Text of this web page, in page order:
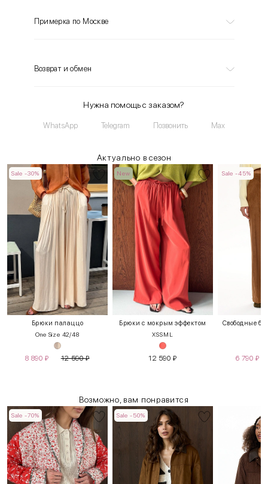
Примерка по Москве
Возврат и обмен
Нужна помощь с заказом?
WhatsApp Telegram Позвонить Max
Актуально в сезон
Sale -30%
Брюки палаццо
One Size 42/48
8 890 ₽ 12 590₽
New
Брюки с мокрым эффектом
XSSM L
12 590 ₽
Sale -45%
Свободные
6 790 ₽
Возможно, вам понравится
Sale -70% Sale -50%